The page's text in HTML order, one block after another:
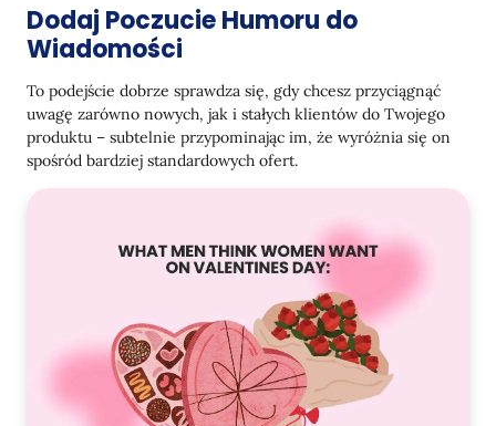
Dodaj Poczucie Humoru do
Wiadomości
To podejście dobrze sprawdza się, gdy chcesz przyciągnąć
uwagę zarówno nowych, jak i stałych klientów do Twojego
produktu – subtelnie przypominając im, że wyróżnia się on
spośród bardziej standardowych ofert.